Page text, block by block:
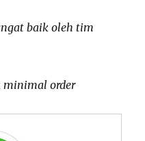
baik oleh tim
minimal order